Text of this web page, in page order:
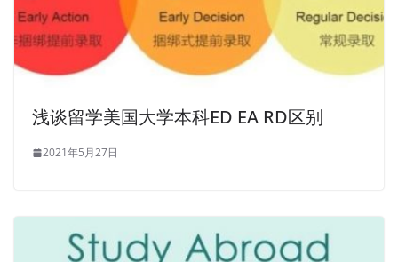
浅谈留学美国大学本科ED EA RD区别
2021年5月27日